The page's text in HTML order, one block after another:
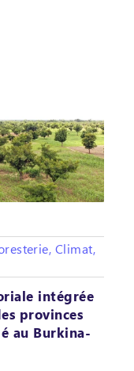
Climat,
intégrée
provinces
au Burkina-